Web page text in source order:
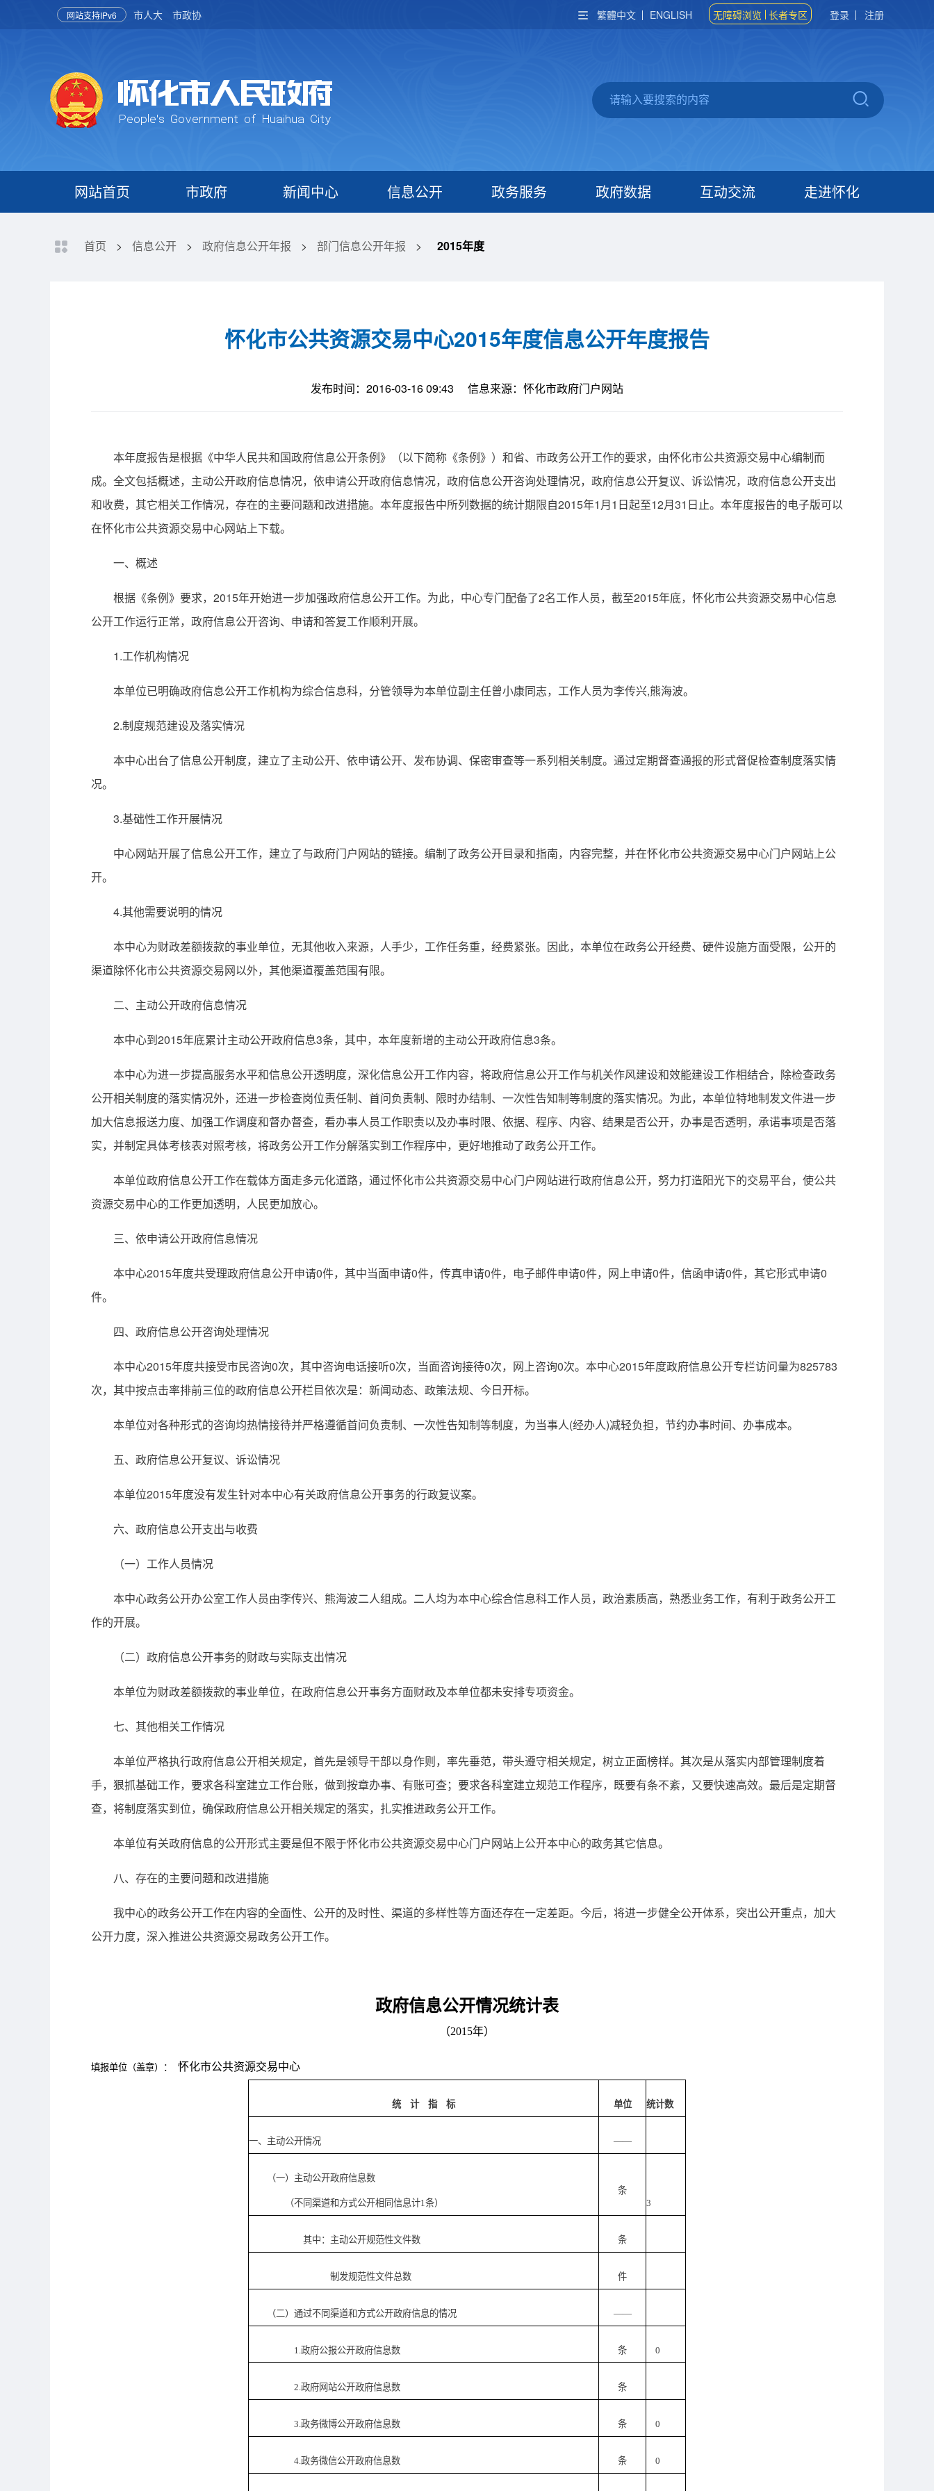
网站支持IPv6 市人大 市政协 繁體中文 ENGLISH 无障碍浏览 长者专区 登录 注册
网站首页 市政府 新闻中心 信息公开 政务服务 政府数据 互动交流 走进怀化
首页 > 信息公开 > 政府信息公开年报 > 部门信息公开年报 > 2015年度
怀化市公共资源交易中心2015年度信息公开年度报告
发布时间：2016-03-16 09:43 信息来源：怀化市政府门户网站
本年度报告是根据《中华人民共和国政府信息公开条例》（以下简称《条例》）和省、市政务公开工作的要求，由怀化市公共资源交易中心编制而
成。全文包括概述，主动公开政府信息情况，依申请公开政府信息情况，政府信息公开咨询处理情况，政府信息公开复议、诉讼情况，政府信息公开支出
和收费，其它相关工作情况，存在的主要问题和改进措施。本年度报告中所列数据的统计期限自2015年1月1日起至12月31日止。本年度报告的电子版可以
在怀化市公共资源交易中心网站上下载。
一、概述
根据《条例》要求，2015年开始进一步加强政府信息公开工作。为此，中心专门配备了2名工作人员，截至2015年底，怀化市公共资源交易中心信息
公开工作运行正常，政府信息公开咨询、申请和答复工作顺利开展。
1.工作机构情况
本单位已明确政府信息公开工作机构为综合信息科，分管领导为本单位副主任曾小康同志，工作人员为李传兴,熊海波。
2.制度规范建设及落实情况
本中心出台了信息公开制度，建立了主动公开、依申请公开、发布协调、保密审查等一系列相关制度。通过定期督查通报的形式督促检查制度落实情
况。
3.基础性工作开展情况
中心网站开展了信息公开工作，建立了与政府门户网站的链接。编制了政务公开目录和指南，内容完整，并在怀化市公共资源交易中心门户网站上公
开。
4.其他需要说明的情况
本中心为财政差额拨款的事业单位，无其他收入来源，人手少，工作任务重，经费紧张。因此，本单位在政务公开经费、硬件设施方面受限，公开的
渠道除怀化市公共资源交易网以外，其他渠道覆盖范围有限。
二、主动公开政府信息情况
本中心到2015年底累计主动公开政府信息3条，其中，本年度新增的主动公开政府信息3条。
本中心为进一步提高服务水平和信息公开透明度，深化信息公开工作内容，将政府信息公开工作与机关作风建设和效能建设工作相结合，除检查政务
公开相关制度的落实情况外，还进一步检查岗位责任制、首问负责制、限时办结制、一次性告知制等制度的落实情况。为此，本单位特地制发文件进一步
加大信息报送力度、加强工作调度和督办督查，看办事人员工作职责以及办事时限、依据、程序、内容、结果是否公开，办事是否透明，承诺事项是否落
实，并制定具体考核表对照考核，将政务公开工作分解落实到工作程序中，更好地推动了政务公开工作。
本单位政府信息公开工作在载体方面走多元化道路，通过怀化市公共资源交易中心门户网站进行政府信息公开，努力打造阳光下的交易平台，使公共
资源交易中心的工作更加透明，人民更加放心。
三、依申请公开政府信息情况
本中心2015年度共受理政府信息公开申请0件，其中当面申请0件，传真申请0件，电子邮件申请0件，网上申请0件，信函申请0件，其它形式申请0
件。
四、政府信息公开咨询处理情况
本中心2015年度共接受市民咨询0次，其中咨询电话接听0次，当面咨询接待0次，网上咨询0次。本中心2015年度政府信息公开专栏访问量为825783
次，其中按点击率排前三位的政府信息公开栏目依次是：新闻动态、政策法规、今日开标。
本单位对各种形式的咨询均热情接待并严格遵循首问负责制、一次性告知制等制度，为当事人(经办人)减轻负担，节约办事时间、办事成本。
五、政府信息公开复议、诉讼情况
本单位2015年度没有发生针对本中心有关政府信息公开事务的行政复议案。
六、政府信息公开支出与收费
（一）工作人员情况
本中心政务公开办公室工作人员由李传兴、熊海波二人组成。二人均为本中心综合信息科工作人员，政治素质高，熟悉业务工作，有利于政务公开工
作的开展。
（二）政府信息公开事务的财政与实际支出情况
本单位为财政差额拨款的事业单位，在政府信息公开事务方面财政及本单位都未安排专项资金。
七、其他相关工作情况
本单位严格执行政府信息公开相关规定，首先是领导干部以身作则，率先垂范，带头遵守相关规定，树立正面榜样。其次是从落实内部管理制度着
手，狠抓基础工作，要求各科室建立工作台账，做到按章办事、有账可查；要求各科室建立规范工作程序，既要有条不紊，又要快速高效。最后是定期督
查，将制度落实到位，确保政府信息公开相关规定的落实，扎实推进政务公开工作。
本单位有关政府信息的公开形式主要是但不限于怀化市公共资源交易中心门户网站上公开本中心的政务其它信息。
八、存在的主要问题和改进措施
我中心的政务公开工作在内容的全面性、公开的及时性、渠道的多样性等方面还存在一定差距。今后，将进一步健全公开体系，突出公开重点，加大
公开力度，深入推进公共资源交易政务公开工作。
政府信息公开情况统计表
（2015年）
填报单位（盖章）： 怀化市公共资源交易中心
统 计 指 标 单位 统计数
一、主动公开情况 ——
（一）主动公开政府信息数
（不同渠道和方式公开相同信息计1条）
条
3
其中：主动公开规范性文件数 条
制发规范性文件总数 件
（二）通过不同渠道和方式公开政府信息的情况 ——
1.政府公报公开政府信息数 条 0
2.政府网站公开政府信息数 条
3.政务微博公开政府信息数 条 0
4.政务微信公开政府信息数 条 0